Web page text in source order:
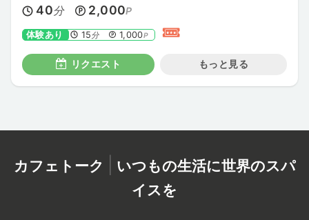
40分 2,000P
体験あり 15分 1,000P
リクエスト もっと見る
カフェトーク | いつもの生活に世界のスパ
イスを